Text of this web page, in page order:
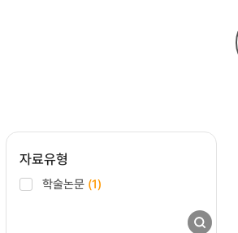
자료유형
학술논문 (1)